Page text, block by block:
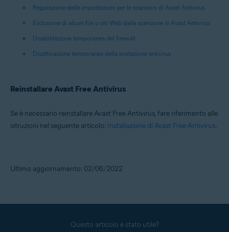
Regolazione delle impostazioni per le scansioni di Avast Antivirus
Esclusione di alcuni file o siti Web dalla scansione in Avast Antivirus
Disabilitazione temporanea del firewall
Disattivazione temporanea della protezione antivirus
Reinstallare Avast Free Antivirus
Se è necessario reinstallare Avast Free Antivirus, fare riferimento alle
istruzioni nel seguente articolo: Installazione di Avast Free Antivirus.
Ultimo aggiornamento: 02/06/2022
Questo articolo è stato utile?